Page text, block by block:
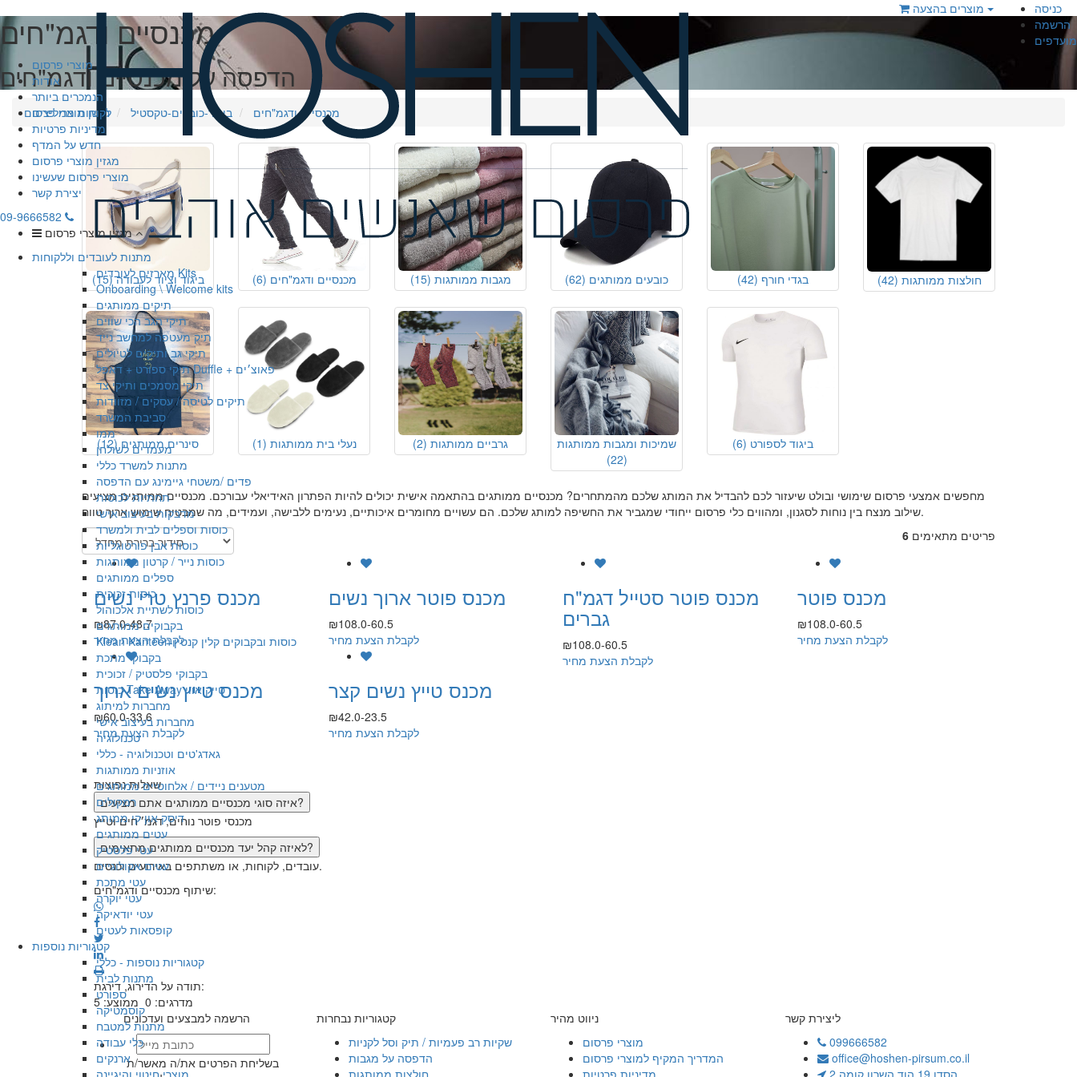
כניסה
הרשמה
מועדפים
מוצרי פרסום
אודות
הנמכרים ביותר
לקוחות ממליצים
מדיניות פרטיות
חדש על המדף
מגזין מוצרי פרסום
מוצרי פרסום שעשינו
יצירת קשר
09-9666582
מגזין מוצרי פרסום
מתנות לעובדים וללקוחות
מארזים לעובדים Kits
Onboarding \ Welcome kits
תיקים ממותגים
תיקי הגב הכי שווים
תיק מעטפה למחשב נייד
תיקי גב ותיקים לטיולים
תיקי ספורט + דאפל Duffle + פאוצ׳ים
תיקי מסמכים ותיקי צד
תיקים לטיסה / עסקים / מזוודות
סביבת המשרד
ממו
מעמדים לשולחן
מתנות למשרד כללי
פדים /משטחי גיימינג עם הדפסה
תחתיות לכוסות
מדבקות בעיצוב אישי
כוסות וספלים לבית ולמשרד
כוסות אבן פורטוגליות
כוסות נייר / קרטון ממותגות
ספלים ממותגים
כוסות זכוכית
כוסות לשתיית אלכוהול
בקבוקים ממותגים
Klean Kanteen כוסות ובקבוקים קלין קנטין
בקבוקי מתכת
בקבוקי פלסטיק / זכוכית
כוסות Take Away טייק אווי
מחברות למיתוג
מחברות בעיצוב אישי
טכנולוגיה
גאדג'טים וטכנולוגיה - כללי
אוזניות ממותגות
מטענים ניידים / אלחוטיים ממותגים
רמקולים
דיסק און קי ממותג
עטים ממותגים
עטי פלסטיק
עטים אקולוגיים
עטי מתכת
עטי יוקרה
עטי יודאיקה
קופסאות לעטים
קטגוריות נוספות
קטגוריות נוספות - כללי
מתנות לבית
ספורט
קוסמטיקה
מתנות למטבח
כלי עבודה
ארנקים
מוצרי חיטוי והיגיינה
מכנסיים ודגמ"חים
הדפסה על מכנסיים ודגמ"חים
חושן מוצרי פרסום ביגוד-כובעים-טקסטיל מכנסיים ודגמ"חים
חולצות ממותגות (42) בגדי חורף (42) כובעים ממותגים (62) מגבות ממותגות (15) מכנסיים ודגמ"חים (6) ביגוד וציוד לעבודה (15)
ביגוד לספורט (6)
שמיכות ומגבות ממותגות
(22)
גרביים ממותגות (2) נעלי בית ממותגות (1) סינרים ממותגים (12)
מחפשים אמצעי פרסום שימושי ובולט שיעזור לכם להבדיל את המותג שלכם מהמתחרים? מכנסיים ממותגים בהתאמה אישית יכולים להיות הפתרון האידיאלי עבורכם. מכנסיים ממותגים מציעים
שילוב מנצח בין נוחות לסגנון, ומהווים כלי פרסום ייחודי שמגביר את החשיפה למותג שלכם. הם עשויים מחומרים איכותיים, נעימים ללבישה, ועמידים, מה שמבטיח שימוש ארוך טווח.
6 פריטים מתאימים
מכנס פוטר
₪108.0-60.5
לקבלת הצעת מחיר
מכנס פוטר סטייל דגמ"ח
גברים
₪108.0-60.5
לקבלת הצעת מחיר
מכנס פוטר ארוך נשים
₪108.0-60.5
לקבלת הצעת מחיר
מכנס פרנץ טרי נשים
₪87.0-48.7
לקבלת הצעת מחיר
מכנס טייץ נשים קצר
₪42.0-23.5
לקבלת הצעת מחיר
מכנס טייץ נשים ארוך
₪60.0-33.6
לקבלת הצעת מחיר
שאלות נפוצות
איזה סוגי מכנסיים ממותגים אתם מציעים?
מכנסי פוטר נוחים, דגמ״חים וטייץ
לאיזה קהל יעד מכנסיים ממותגים מתאימים?
עובדים, לקוחות, או משתתפים באירועים וכנסים.
שיתוף מכנסיים ודגמ"חים:
תודה על הדירוג, דירגת:
מדרגים: 0 ממוצע:5
ליצירת קשר
099666582
office@hoshen-pirsum.co.il
הסדן 19 הוד השרון קומה 2
ניווט מהיר
מוצרי פרסום
המדריך המקיף למוצרי פרסום
מדיניות פרטיות
קטגוריות נבחרות
שקיות רב פעמיות / תיק וסל לקניות
הדפסה על מגבות
חולצות ממותגות
הרשמה למבצעים ועדכונים
בשליחת הפרטים את/ה מאשר/ת